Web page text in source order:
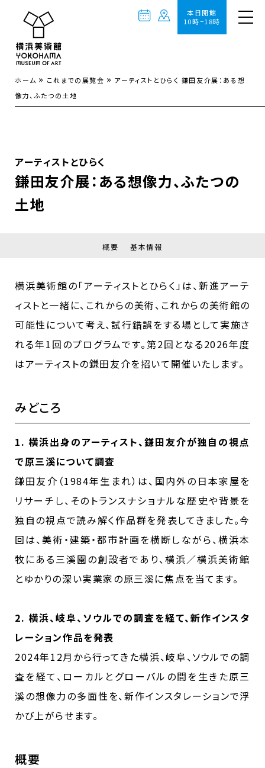
本日開館
10時−18時
ホーム » これまでの展覧会 » アーティストとひらく 鎌田友介展：ある想
像力、ふたつの土地
アーティストとひらく
鎌田友介展：ある想像力、ふたつの
土地
概要 基本情報
横浜美術館の「アーティストとひらく」は、新進アーテ
ィストと一緒に、これからの美術、これからの美術館の
可能性について考え、試行錯誤をする場として実施さ
れる年1回のプログラムです。第2回となる2026年度
はアーティストの鎌田友介を招いて開催いたします。
みどころ
1. 横浜出身のアーティスト、鎌田友介が独自の視点
で原三溪について調査
鎌田友介（1984年生まれ）は、国内外の日本家屋を
リサーチし、そのトランスナショナルな歴史や背景を
独自の視点で読み解く作品群を発表してきました。今
回は、美術・建築・都市計画を横断しながら、横浜本
牧にある三溪園の創設者であり、横浜／横浜美術館
とゆかりの深い実業家の原三溪に焦点を当てます。
2. 横浜、岐阜、ソウルでの調査を経て、新作インスタ
レーション作品を発表
2024年12月から行ってきた横浜、岐阜、ソウルでの調
査を経て、ローカルとグローバルの間を生きた原三
溪の想像力の多面性を、新作インスタレーションで浮
かび上がらせます。
概要